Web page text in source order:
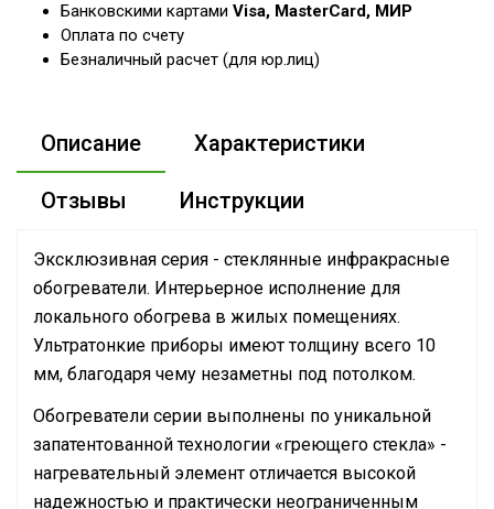
Банковскими картами Visa, MasterCard, МИР
Оплата по счету
Безналичный расчет (для юр.лиц)
Описание Характеристики
Отзывы Инструкции
Эксклюзивная серия - стеклянные инфракрасные
обогреватели. Интерьерное исполнение для
локального обогрева в жилых помещениях.
Ультратонкие приборы имеют толщину всего 10
мм, благодаря чему незаметны под потолком.
Обогреватели серии выполнены по уникальной
запатентованной технологии «греющего стекла» -
нагревательный элемент отличается высокой
надежностью и практически неограниченным